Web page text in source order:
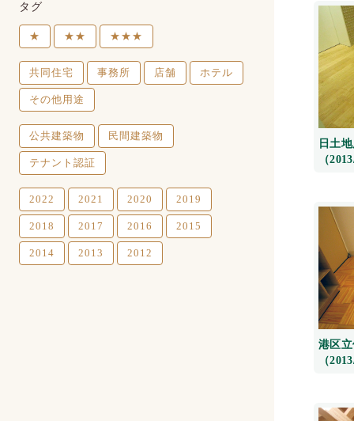
タグ
★ ★★ ★★★
共同住宅 事務所 店舗 ホテル
その他用途
公共建築物 民間建築物
テナント認証
2022 2021 2020 2019
2018 2017 2016 2015
2014 2013 2012
日土
（
港区
（